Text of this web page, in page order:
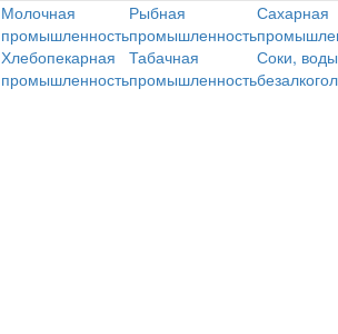
Молочная
промышленность
Рыбная
промышленность
Сахарная
Хлебопекарная
промышленность
Табачная
промышленность
Соки,